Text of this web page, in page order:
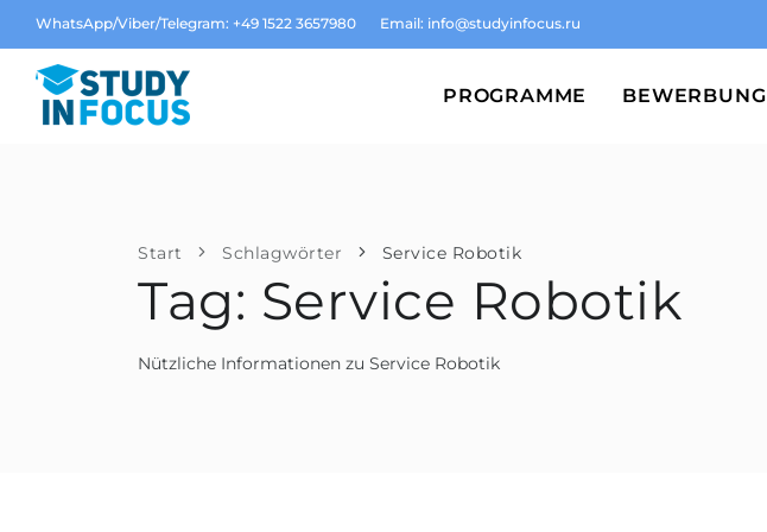
WhatsApp/Viber/Telegram: +49 1522 3657980 Email: info@studyinfocus.ru
PROGRAMME BEWERBUNG
Start Schlagwörter Service Robotik
Tag: Service Robotik
Nützliche Informationen zu Service Robotik